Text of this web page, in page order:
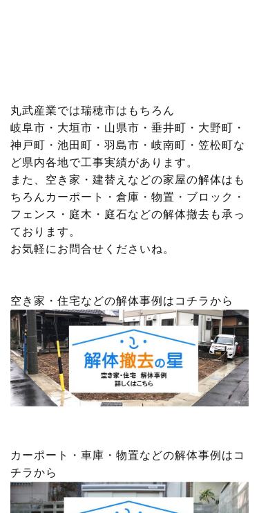
丸武産業では瑞穂市はもちろん
岐阜市・大垣市・山県市・垂井町・大野町・
神戸町・池田町・羽島市・岐南町・笠松町な
ど県内各地で工事実績があります 。
また、空き家・建替えなどの家屋の解体はも
ちろんカーポート・倉庫・物置・ブロック・
フェンス・庭木・庭石などの解体撤去も承っ
ております。
お気軽にお問合せくださいね。
空き家・住宅などの解体事例はコチラから
カーポート・車庫・物置などの解体事例はコ
チラから